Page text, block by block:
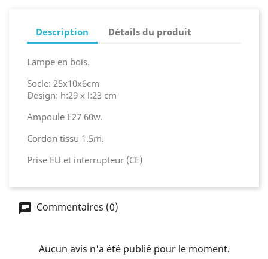
Description Détails du produit
Lampe en bois.
Socle: 25x10x6cm
Design: h:29 x l:23 cm
Ampoule E27 60w.
Cordon tissu 1.5m.
Prise EU et interrupteur (CE)
Commentaires (0)
Aucun avis n'a été publié pour le moment.